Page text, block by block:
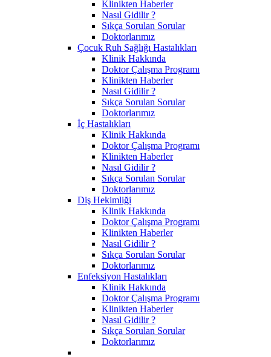
Klinikten Haberler
Nasıl Gidilir ?
Sıkça Sorulan Sorular
Doktorlarımız
Çocuk Ruh Sağlığı Hastalıkları
Klinik Hakkında
Doktor Çalışma Programı
Klinikten Haberler
Nasıl Gidilir ?
Sıkça Sorulan Sorular
Doktorlarımız
İç Hastalıkları
Klinik Hakkında
Doktor Çalışma Programı
Klinikten Haberler
Nasıl Gidilir ?
Sıkça Sorulan Sorular
Doktorlarımız
Diş Hekimliği
Klinik Hakkında
Doktor Çalışma Programı
Klinikten Haberler
Nasıl Gidilir ?
Sıkça Sorulan Sorular
Doktorlarımız
Enfeksiyon Hastalıkları
Klinik Hakkında
Doktor Çalışma Programı
Klinikten Haberler
Nasıl Gidilir ?
Sıkça Sorulan Sorular
Doktorlarımız